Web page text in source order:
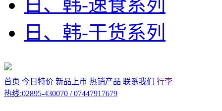
日、韩-速食系列
日、韩-干货系列
首页 今日特价 新品上市 热销产品 联系我们
行李
热线:02895-430070 / 07447917679